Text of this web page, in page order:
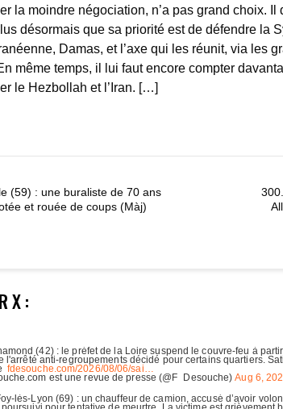
la moindre négociation, n’a pas grand choix. Il
désormais que sa priorité est de défendre la
Damas, et l’axe qui les réunit, via les
même temps, il lui faut encore compter
le Hezbollah et l’Iran. […]
(59) : une buraliste de 70 ans
et rouée de coups (Màj)
X :